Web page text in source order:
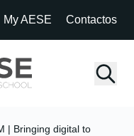
My AESE Contactos
| Bringing digital to